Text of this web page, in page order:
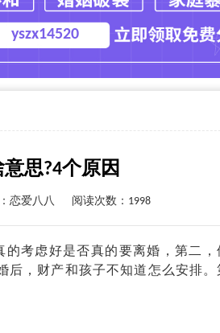
yszx14520
思?4个原因
恋爱八八 阅读次数：1998
考虑好是否真的要离婚，第二，
，财产和孩子不知道怎么安排。